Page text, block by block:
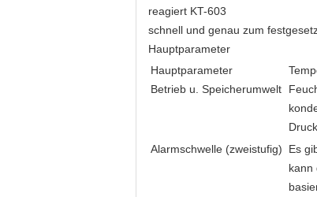
reagiert KT-603
schnell und genau zum
Hauptparameter
Hauptparameter
Betrieb u. Speicherumwelt
Alarmschwelle (zweistufig)
Es
kann